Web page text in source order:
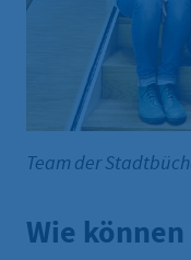
Team der
Wie